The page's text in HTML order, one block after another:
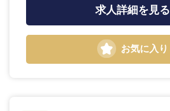
甲信越・北陸
求人詳細を見る
お気に入り